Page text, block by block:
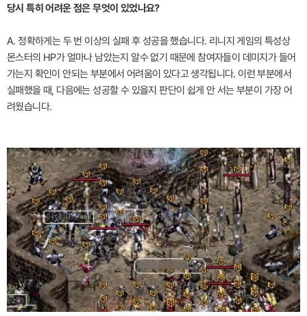
당시 특히 어려운 점은 무엇이 있었나요?
A. 정확하게는 두 번 이상의 실패 후 성공을 했습니다. 리니지 게임의 특성상
몬스터의 HP가 얼마나 남았는지 알수 없기 때문에 참여자들이 데미지가 들어
가는지 확인이 안되는 부분에서 어려움이 있다고 생각됩니다. 이런 부분에서
실패했을 때, 다음에는 성공할 수 있을지 판단이 쉽게 안 서는 부분이 가장 어
려웠습니다.